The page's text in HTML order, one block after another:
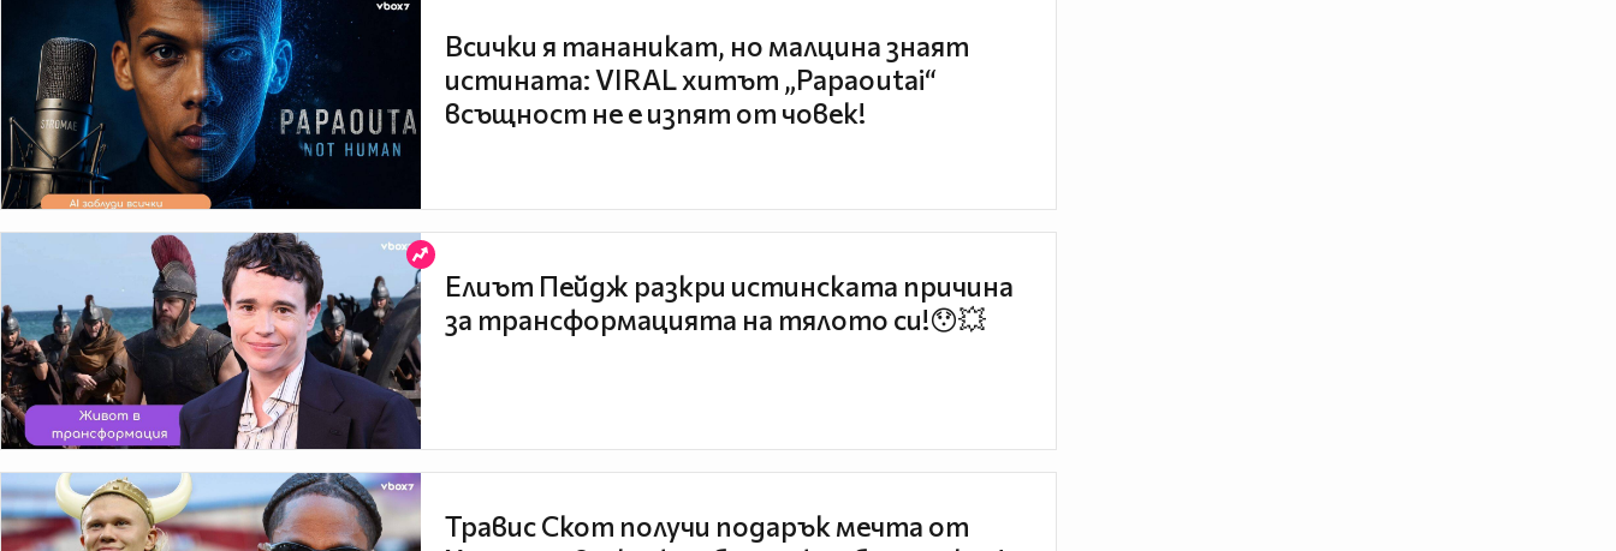
Всички я тананикат, но малцина знаят
истината: VIRAL хитът „Papaoutai“
всъщност не е изпят от човек!
Елиът Пейдж разкри истинската причина
за трансформацията на тялото си!😯💥
Травис Скот получи подарък мечта от